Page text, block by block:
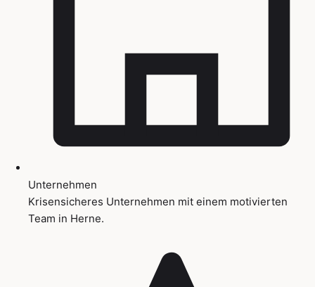
Unternehmen
Krisensicheres Unternehmen mit einem motivierten
Team in Herne.